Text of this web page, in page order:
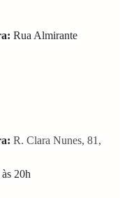
Rua Almirante
R. Clara Nunes, 81,
20h